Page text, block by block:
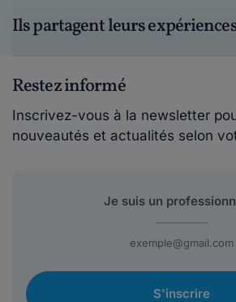
Ils partagent leurs
Restez informé
Inscrivez-vous à la newsletter
nouveautés et actualités selon
S'inscrire